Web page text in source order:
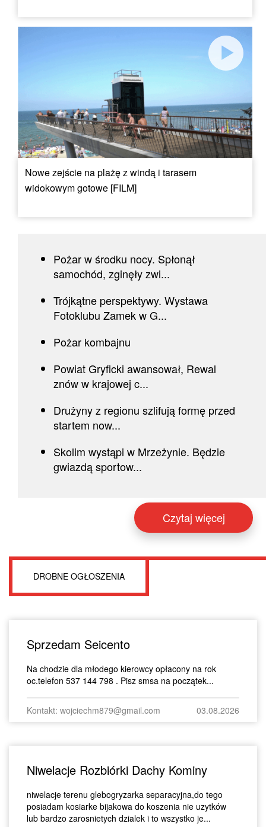
Nowe zejście na plażę z windą i tarasem
widokowym gotowe [FILM]
Pożar w środku nocy. Spłonął
samochód, zginęły zwi...
Trójkątne perspektywy. Wystawa
Fotoklubu Zamek w G...
Pożar kombajnu
Powiat Gryficki awansował, Rewal
znów w krajowej c...
Drużyny z regionu szlifują formę przed
startem now...
Skolim wystąpi w Mrzeżynie. Będzie
gwiazdą sportow...
Czytaj więcej
DROBNE OGŁOSZENIA
Sprzedam Seicento
Na chodzie dla młodego kierowcy opłacony na rok
oc.telefon 537 144 798 . Pisz smsa na początek...
Kontakt: wojciechm879@gmail.com 03.08.2026
Niwelacje Rozbiórki Dachy Kominy
niwelacje terenu glebogryzarka separacyjna,do tego
posiadam kosiarke bijakowa do koszenia nie uzytków
lub bardzo zarosnietych dzialek i to wszystko je...